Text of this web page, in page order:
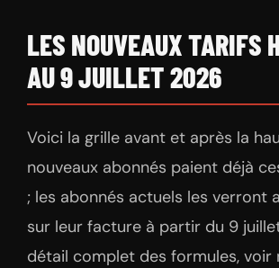
LES NOUVEAUX TARIFS
AU 9 JUILLET 2026
Voici la grille avant et après la
nouveaux abonnés paient déjà
; les abonnés actuels les verront
sur leur facture à partir du 9
détail complet des formules, voir